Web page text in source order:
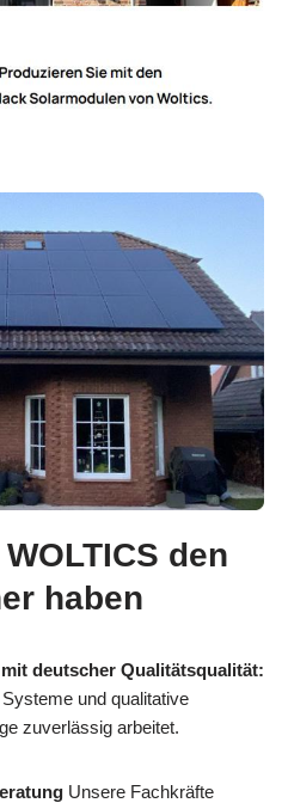
den
haben
deutscher Qualitätsqualität:
und qualitative
zuverlässig arbeitet.
Unsere Fachkräfte